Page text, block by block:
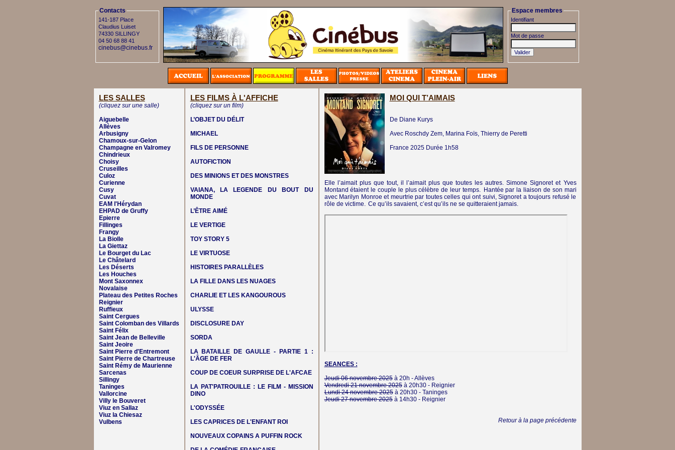
Contacts
141-187 Place
Claudius Luiset
74330 SILLINGY
04 50 68 88 41
cinebus@cinebus.fr
Espace membres
Identifiant
Mot de passe
LES SALLES
(cliquez sur une salle)
Aiguebelle
Allèves
Arbusigny
Chamoux-sur-Gelon
Champagne en Valromey
Chindrieux
Choisy
Cruseilles
Culoz
Curienne
Cusy
Cuvat
EAM l'Hérydan
EHPAD de Gruffy
Epierre
Fillinges
Frangy
La Biolle
La Giettaz
Le Bourget du Lac
Le Châtelard
Les Déserts
Les Houches
Mont Saxonnex
Novalaise
Plateau des Petites Roches
Reignier
Ruffieux
Saint Cergues
Saint Colomban des Villards
Saint Félix
Saint Jean de Belleville
Saint Jeoire
Saint Pierre d'Entremont
Saint Pierre de Chartreuse
Saint Rémy de Maurienne
Sarcenas
Sillingy
Taninges
Vallorcine
Villy le Bouveret
Viuz en Sallaz
Viuz la Chiesaz
Vulbens
LES FILMS À L'AFFICHE
(cliquez sur un film)
L’OBJET DU DÉLIT
MICHAEL
FILS DE PERSONNE
AUTOFICTION
DES MINIONS ET DES MONSTRES
VAIANA, LA LEGENDE DU BOUT DU
MONDE
L’ÊTRE AIMÉ
LE VERTIGE
TOY STORY 5
LE VIRTUOSE
HISTOIRES PARALLÈLES
LA FILLE DANS LES NUAGES
CHARLIE ET LES KANGOUROUS
ULYSSE
DISCLOSURE DAY
SORDA
LA BATAILLE DE GAULLE - PARTIE 1 :
L'ÂGE DE FER
COUP DE COEUR SURPRISE DE L'AFCAE
LA PAT'PATROUILLE : LE FILM - MISSION
DINO
L'ODYSSÉE
LES CAPRICES DE L'ENFANT ROI
NOUVEAUX COPAINS A PUFFIN ROCK
MOI QUI T’AIMAIS
De Diane Kurys
Avec Roschdy Zem, Marina Foïs, Thierry de Peretti
France 2025 Durée 1h58
Elle l’aimait plus que tout, il l’aimait plus que toutes les autres. Simone Signoret et Yves
Montand étaient le couple le plus célèbre de leur temps. Hantée par la liaison de son mari
avec Marilyn Monroe et meurtrie par toutes celles qui ont suivi, Signoret a toujours refusé le
rôle de victime. Ce qu’ils savaient, c’est qu’ils ne se quitteraient jamais.
SEANCES :
Jeudi 06 novembre 2025à 20h -Allèves
Vendredi 21 novembre 2025à 20h30 - Reignier
Lundi 24 novembre 2025à 20h30 - Taninges
Jeudi 27 novembre 2025à 14h30 - Reignier
Retour à la page précédente